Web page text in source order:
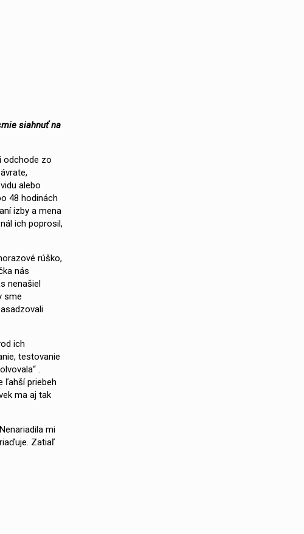
siahnuť na
odchode zo
alebo
48 hodinách
izby a mena
ich poprosil,
rúško,
nás
nenašiel
sme
ich
testovanie
.
ľahší priebeh
ma aj tak
mi
Zatiaľ